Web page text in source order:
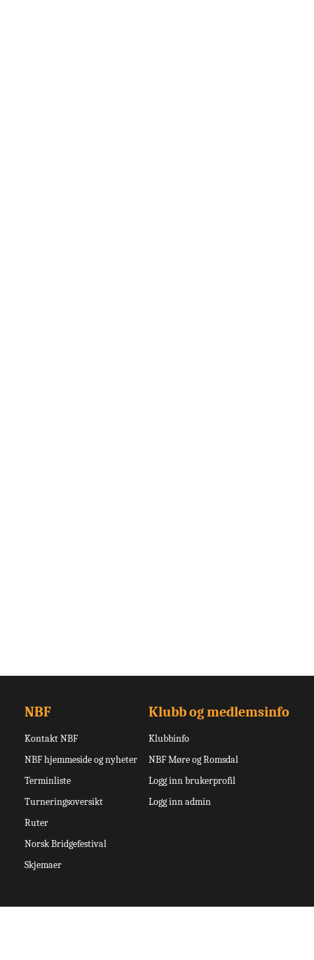
NBF
Kontakt NBF
NBF hjemmeside og nyheter
Terminliste
Turneringsoversikt
Ruter
Norsk Bridgefestival
Skjemaer
Klubb og medlemsinfo
Klubbinfo
NBF Møre og Romsdal
Logg inn brukerprofil
Logg inn admin